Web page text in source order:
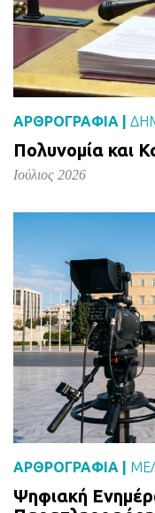
ΑΡΘΡΟΓΡΑΦΙΑ |
Πολυνομία και
Ιούλιος 2026
ΑΡΘΡΟΓΡΑΦΙΑ |
Ψηφιακή